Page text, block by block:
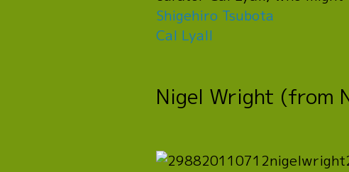
Shigehiro Tsubota
Cal Lyall
Nigel Wright (from